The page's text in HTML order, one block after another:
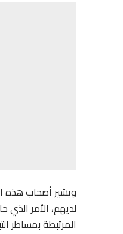
ويشير أصحاب هذه
لديهم، الأمر
المرتبطة بمساطر